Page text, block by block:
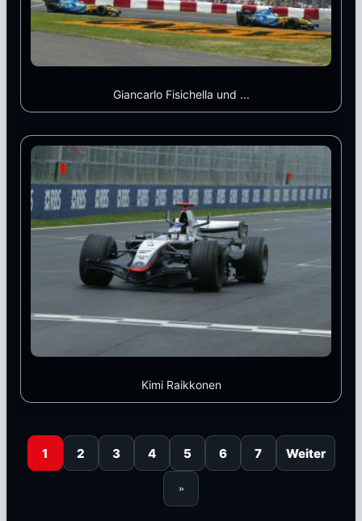
Giancarlo Fisichella und ...
Kimi Raikkonen
1 2 3 4 5 6 7 Weiter
»